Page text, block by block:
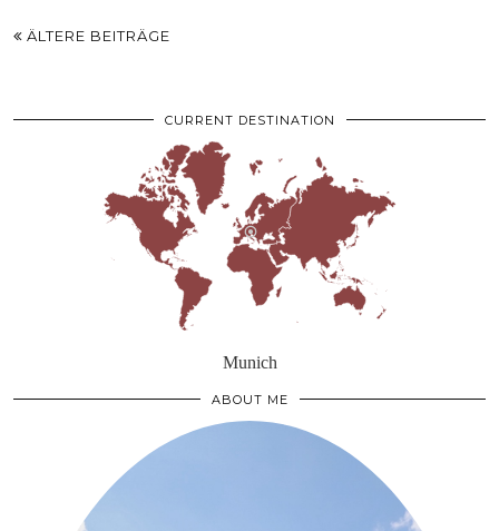
ÄLTERE BEITRÄGE
CURRENT DESTINATION
Munich
ABOUT ME